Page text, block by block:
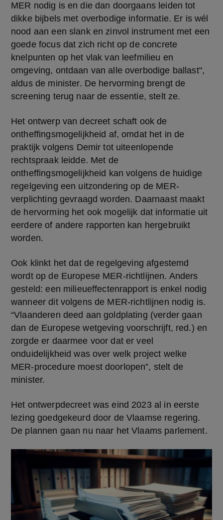
MER nodig is en die dan doorgaans leiden tot
dikke bijbels met overbodige informatie. Er is wél
nood aan een slank en zinvol instrument met een
goede focus dat zich richt op de concrete
knelpunten op het vlak van leefmilieu en
omgeving, ontdaan van alle overbodige ballast",
aldus de minister. De hervorming brengt de
screening terug naar de essentie, stelt ze.
Het ontwerp van decreet schaft ook de
ontheffingsmogelijkheid af, omdat het in de
praktijk volgens Demir tot uiteenlopende
rechtspraak leidde. Met de
ontheffingsmogelijkheid kan volgens de huidige
regelgeving een uitzondering op de MER-
verplichting gevraagd worden. Daarnaast maakt
de hervorming het ook mogelijk dat informatie uit
eerdere of andere rapporten kan hergebruikt
worden.
Ook klinkt het dat de regelgeving afgestemd
wordt op de Europese MER-richtlijnen. Anders
gesteld: een milieueffectenrapport is enkel nodig
wanneer dit volgens de MER-richtlijnen nodig is.
“Vlaanderen deed aan goldplating (verder gaan
dan de Europese wetgeving voorschrijft, red.) en
zorgde er daarmee voor dat er veel
onduidelijkheid was over welk project welke
MER-procedure moest doorlopen”, stelt de
minister.
Het ontwerpdecreet was eind 2023 al in eerste
lezing goedgekeurd door de Vlaamse regering.
De plannen gaan nu naar het Vlaams parlement.